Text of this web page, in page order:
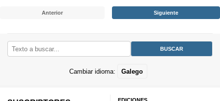
Anterior Siguiente
Cambiar idioma: Galego